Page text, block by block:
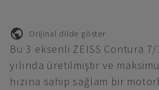
Orijinal dilde göster
Bu 3 eksenli ZEISS Contura 7/
yılında üretilmiştir ve
hızına sahip sağlam bir